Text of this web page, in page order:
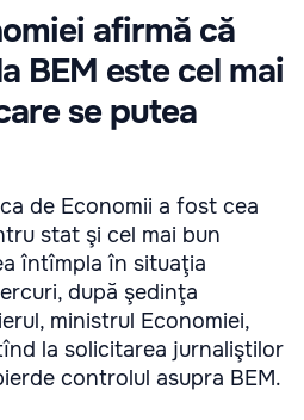
afirmă că
BEM este cel mai
se putea
de Economii a fost cea
stat şi cel mai bun
întîmpla în situaţia
după şedinţa
ministrul Economiei,
la solicitarea jurnaliştilor
controlul asupra BEM.